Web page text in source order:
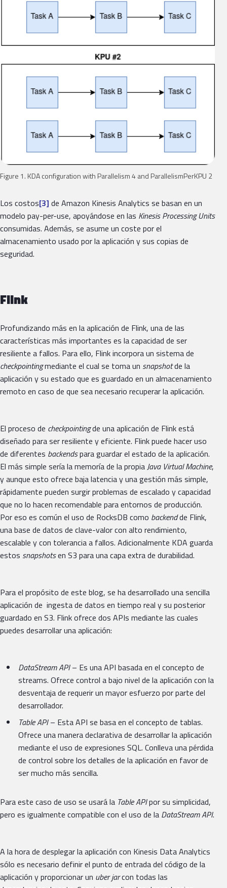
Figure 1. KDA configuration with Parallelism 4 and ParallelismPerKPU 2
Los costos[3] de Amazon Kinesis Analytics se basan en un
modelo pay-per-use, apoyándose en las Kinesis Processing Units
consumidas. Además, se asume un coste por el
almacenamiento usado por la aplicación y sus copias de
seguridad.
Flink
Profundizando más en la aplicación de Flink, una de las
características más importantes es la capacidad de ser
resiliente a fallos. Para ello, Flink incorpora un sistema de
checkpointingmediante el cual se toma un snapshotde la
aplicación y su estado que es guardado en un almacenamiento
remoto en caso de que sea necesario recuperar la aplicación.
El proceso de checkpointingde una aplicación de Flink está
diseñado para ser resiliente y eficiente. Flink puede hacer uso
de diferentes backendspara guardar el estado de la aplicación.
El más simple sería la memoría de la propiaJava Virtual Machine,
y aunque esto ofrece baja latencia y una gestión más simple,
rápidamente pueden surgir problemas de escalado y capacidad
que no lo hacen recomendable para entornos de producción.
Por eso es común el uso de RocksDB como backendde Flink,
una base de datos de clave-valor con alto rendimiento,
escalable y con tolerancia a fallos. Adicionalmente KDA guarda
estos snapshotsen S3 para una capa extra de durabilidad.
Para el propósito de este blog, se ha desarrollado una sencilla
aplicación de ingesta de datos en tiempo real y su posterior
guardado en S3. Flink ofrece dos APIs mediante las cuales
puedes desarrollar una aplicación:
DataStream API– Es una API basada en el concepto de
streams. Ofrece control a bajo nivel de la aplicación con la
desventaja de requerir un mayor esfuerzo por parte del
desarrollador.
Table API– Esta API se basa en el concepto de tablas.
Ofrece una manera declarativa de desarrollar la aplicación
mediante el uso de expresiones SQL. Conlleva una pérdida
de control sobre los detalles de la aplicación en favor de
ser mucho más sencilla.
Para este caso de uso se usará la Table APIpor su simplicidad,
pero es igualmente compatible con el uso de la DataStream API.
A la hora de desplegar la aplicación con Kinesis Data Analytics
sólo es necesario definir el punto de entrada del código de la
aplicación y proporcionar un uber jarcon todas las